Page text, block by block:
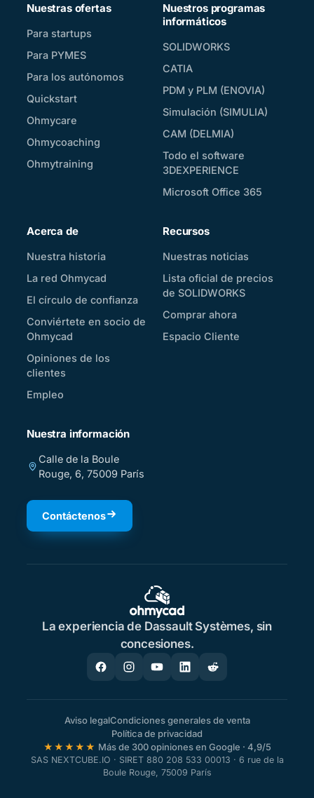
Nuestras ofertas
Para startups
Para PYMES
Para los autónomos
Quickstart
Ohmycare
Ohmycoaching
Ohmytraining
Nuestros programas
informáticos
SOLIDWORKS
CATIA
PDM y PLM (ENOVIA)
Simulación (SIMULIA)
CAM (DELMIA)
Todo el software
3DEXPERIENCE
Microsoft Office 365
Acerca de
Nuestra historia
La red Ohmycad
El círculo de confianza
Conviértete en socio de
Ohmycad
Opiniones de los
clientes
Empleo
Recursos
Nuestras noticias
Lista oficial de precios
de SOLIDWORKS
Comprar ahora
Espacio Cliente
Nuestra información
Calle de la Boule
Rouge, 6, 75009 París
Contáctenos
La experiencia de Dassault Systèmes, sin
concesiones.
Aviso legalCondiciones generales de venta
Política de privacidad
★★★★★ Más de 300 opiniones en Google · 4,9/5
SAS NEXTCUBE.IO · SIRET 880 208 533 00013 · 6 rue de la
Boule Rouge, 75009 París